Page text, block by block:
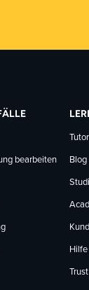
bearbeiten Blog